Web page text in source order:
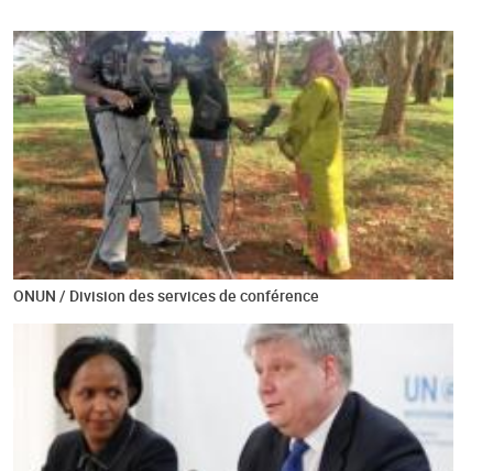
ONUN / Division des services de conférence